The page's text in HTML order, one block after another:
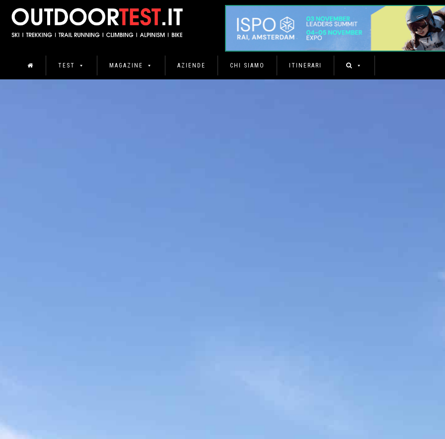
TEST MAGAZINE AZIENDE CHI SIAMO ITINERARI